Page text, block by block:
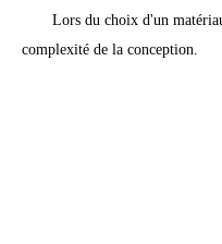
Lors du choix d'un
complexité de la conception.